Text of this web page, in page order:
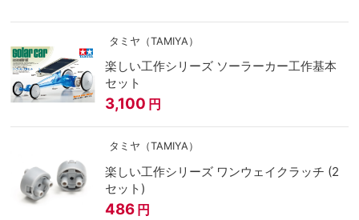
タミヤ（TAMIYA）
楽しい工作シリーズ ソーラーカー工作基本
セット
3,100 円
タミヤ（TAMIYA）
楽しい工作シリーズ ワンウェイクラッチ (2
セット)
486 円